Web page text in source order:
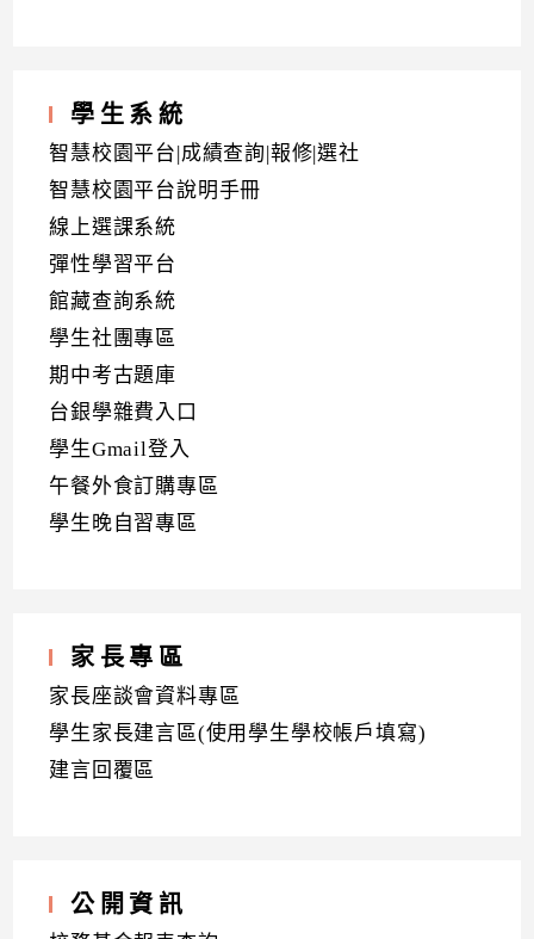
學生系統
智慧校園平台|成績查詢|報修|選社
智慧校園平台說明手冊
線上選課系統
彈性學習平台
館藏查詢系統
學生社團專區
期中考古題庫
台銀學雜費入口
學生Gmail登入
午餐外食訂購專區
學生晚自習專區
家長專區
家長座談會資料專區
學生家長建言區(使用學生學校帳戶填寫)
建言回覆區
公開資訊